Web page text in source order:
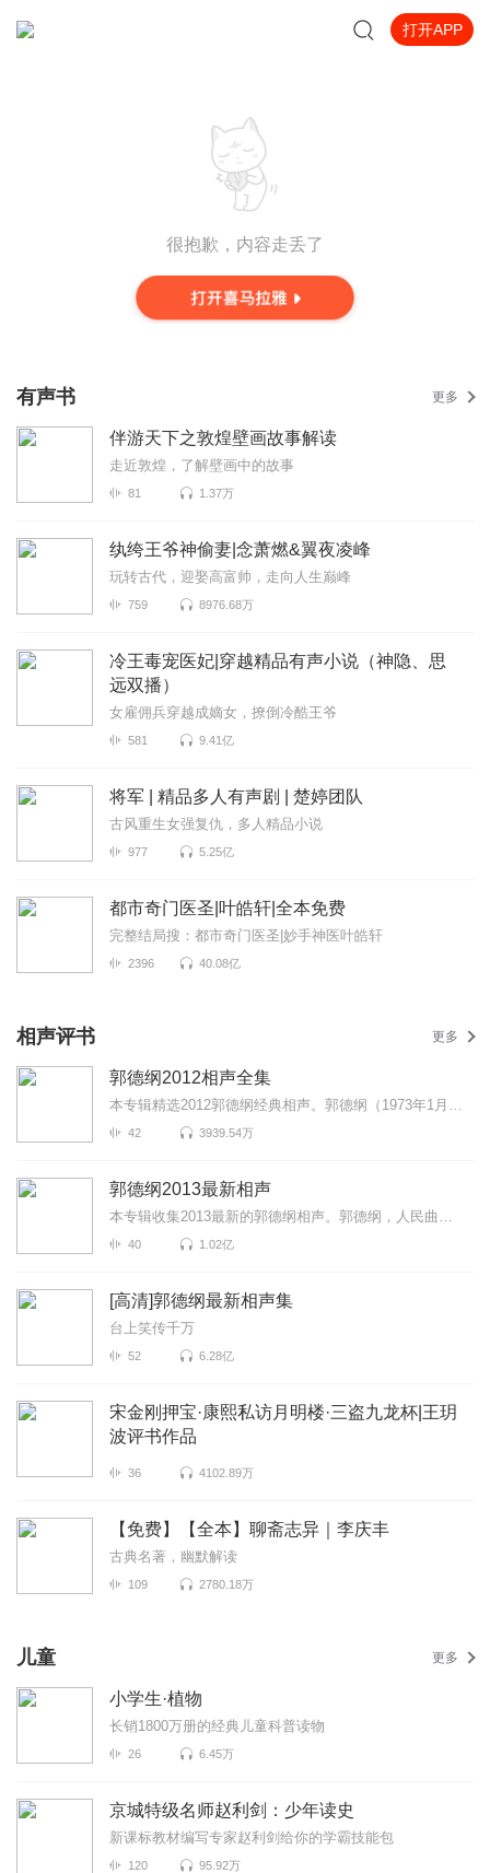
打开APP
很抱歉，内容走丢了
有声书 更多
伴游天下之敦煌壁画故事解读
走近敦煌，了解壁画中的故事
81 1.37万
纨绔王爷神偷妻|念萧燃&翼夜凌峰
玩转古代，迎娶高富帅，走向人生巅峰
759 8976.68万
冷王毒宠医妃|穿越精品有声小说（神隐、思
远双播）
女雇佣兵穿越成嫡女，撩倒冷酷王爷
581 9.41亿
将军 | 精品多人有声剧 | 楚婷团队
古风重生女强复仇，多人精品小说
977 5.25亿
都市奇门医圣|叶皓轩|全本免费
完整结局搜：都市奇门医圣|妙手神医叶皓轩
2396 40.08亿
相声评书 更多
郭德纲2012相声全集
本专辑精选2012郭德纲经典相声。郭德纲（1973年1月18日－），相声演员、中国天津人，亦为电视演员及电视...
42 3939.54万
郭德纲2013最新相声
本专辑收集2013最新的郭德纲相声。郭德纲，人民曲艺艺术家、相声和电视剧演员、电视脱口秀主持人。1973...
40 1.02亿
[高清]郭德纲最新相声集
台上笑传千万
52 6.28亿
宋金刚押宝·康熙私访月明楼·三盗九龙杯|王玥
波评书作品
36 4102.89万
【免费】【全本】聊斋志异｜李庆丰
古典名著，幽默解读
109 2780.18万
儿童 更多
小学生·植物
长销1800万册的经典儿童科普读物
26 6.45万
京城特级名师赵利剑：少年读史
新课标教材编写专家赵利剑给你的学霸技能包
120 95.92万